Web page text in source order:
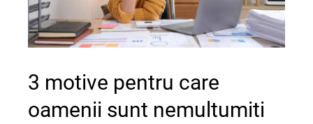
3 motive pentru care
oamenii sunt nemultumiti